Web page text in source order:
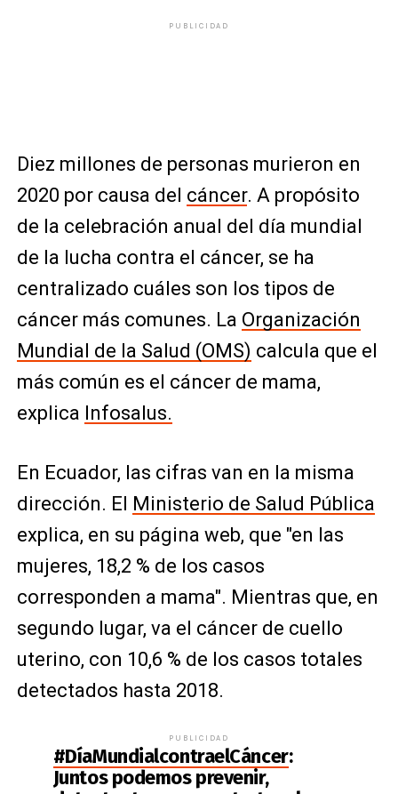
PUBLICIDAD
Diez millones de personas murieron en
2020 por causa del cáncer. A propósito
de la celebración anual del día mundial
de la lucha contra el cáncer, se ha
centralizado cuáles son los tipos de
cáncer más comunes. La Organización
Mundial de la Salud (OMS) calcula que el
más común es el cáncer de mama,
explica Infosalus.
En Ecuador, las cifras van en la misma
dirección. El Ministerio de Salud Pública
explica, en su página web, que "en las
mujeres, 18,2 % de los casos
corresponden a mama". Mientras que, en
segundo lugar, va el cáncer de cuello
uterino, con 10,6 % de los casos totales
detectados hasta 2018.
PUBLICIDAD
#DíaMundialcontraelCáncer:
Juntos podemos prevenir,